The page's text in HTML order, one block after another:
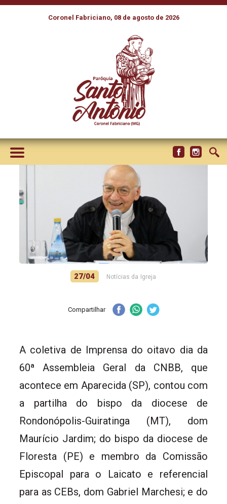
Coronel Fabriciano, 08 de agosto de 2026
COLETIVA DE IMPRENSA: “A
MAIORIA SÓ QUER SERVIR”,
AFIRMA DOM BIASIN SOBRE
OS BISPOS EMÉRITOS
27/04 Notícias da Igreja
Compartilhar
A coletiva de Imprensa do oitavo dia da
60ª Assembleia Geral da CNBB, que
acontece em Aparecida (SP), contou com
a partilha do bispo da diocese de
Rondonópolis-Guiratinga (MT), dom
Maurício Jardim; do bispo da diocese de
Floresta (PE) e membro da Comissão
Episcopal para o Laicato e referencial
para as CEBs, dom Gabriel Marchesi; e do